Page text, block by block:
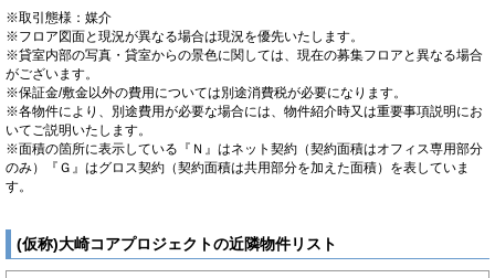
※取引態様：媒介
※フロア図面と現況が異なる場合は現況を優先いたします。
※貸室内部の写真・貸室からの景色に関しては、現在の募集フロアと異なる場合
がございます。
※保証金/敷金以外の費用については別途消費税が必要になります。
※各物件により、別途費用が必要な場合には、物件紹介時又は重要事項説明にお
いてご説明いたします。
※面積の箇所に表示している『Ｎ』はネット契約（契約面積はオフィス専用部分
のみ）『Ｇ』はグロス契約（契約面積は共用部分を加えた面積）を表していま
す。
(仮称)大崎コアプロジェクトの近隣物件リスト